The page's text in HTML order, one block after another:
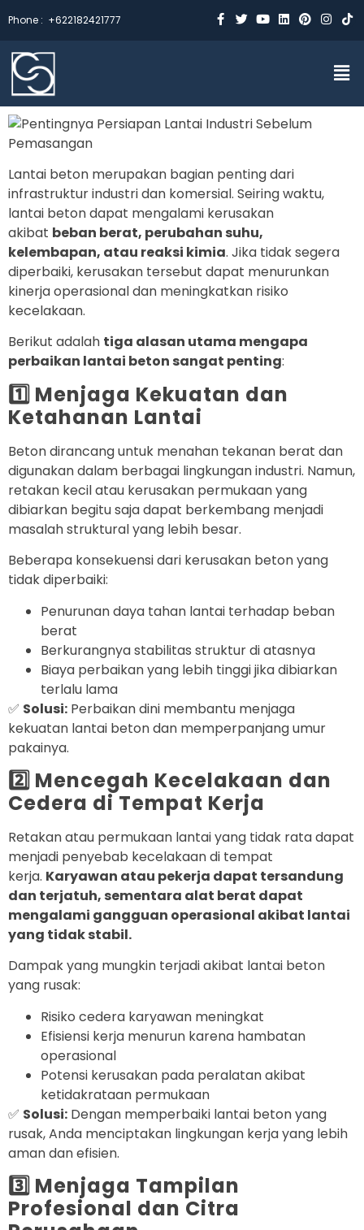
Phone : +622182421777
Lantai beton merupakan bagian penting dari
infrastruktur industri dan komersial. Seiring waktu,
lantai beton dapat mengalami kerusakan
akibat beban berat, perubahan suhu,
kelembapan, atau reaksi kimia. Jika tidak segera
diperbaiki, kerusakan tersebut dapat menurunkan
kinerja operasional dan meningkatkan risiko
kecelakaan.
Berikut adalah tiga alasan utama mengapa
perbaikan lantai beton sangat penting:
1️⃣ Menjaga Kekuatan dan
Ketahanan Lantai
Beton dirancang untuk menahan tekanan berat dan
digunakan dalam berbagai lingkungan industri. Namun,
retakan kecil atau kerusakan permukaan yang
dibiarkan begitu saja dapat berkembang menjadi
masalah struktural yang lebih besar.
Beberapa konsekuensi dari kerusakan beton yang
tidak diperbaiki:
Penurunan daya tahan lantai terhadap beban
berat
Berkurangnya stabilitas struktur di atasnya
Biaya perbaikan yang lebih tinggi jika dibiarkan
terlalu lama
✅ Solusi: Perbaikan dini membantu menjaga
kekuatan lantai beton dan memperpanjang umur
pakainya.
2️⃣ Mencegah Kecelakaan dan
Cedera di Tempat Kerja
Retakan atau permukaan lantai yang tidak rata dapat
menjadi penyebab kecelakaan di tempat
kerja. Karyawan atau pekerja dapat tersandung
dan terjatuh, sementara alat berat dapat
mengalami gangguan operasional akibat lantai
yang tidak stabil.
Dampak yang mungkin terjadi akibat lantai beton
yang rusak:
Risiko cedera karyawan meningkat
Efisiensi kerja menurun karena hambatan
operasional
Potensi kerusakan pada peralatan akibat
ketidakrataan permukaan
✅ Solusi: Dengan memperbaiki lantai beton yang
rusak, Anda menciptakan lingkungan kerja yang lebih
aman dan efisien.
3️⃣ Menjaga Tampilan
Profesional dan Citra